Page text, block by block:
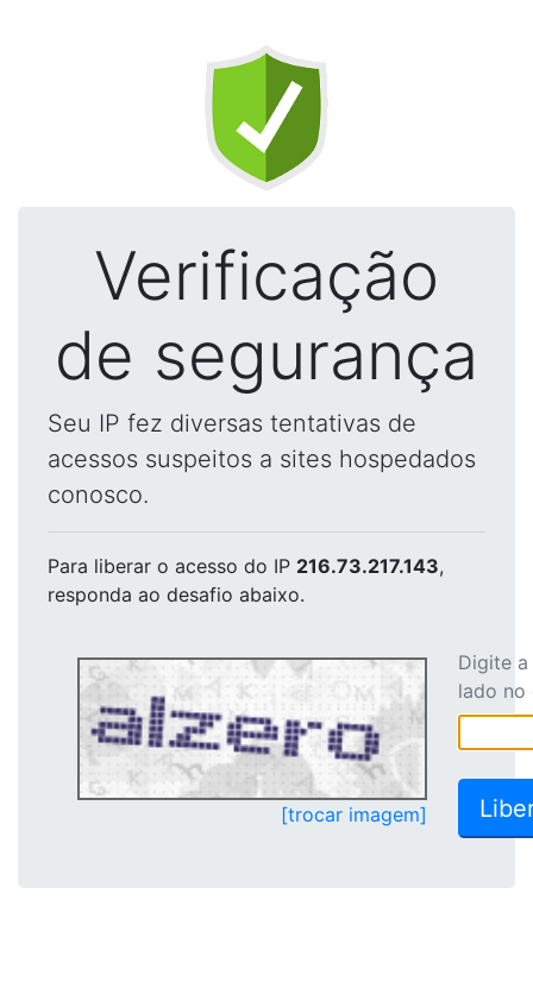
Verificação
de segurança
Seu IP fez diversas tentativas de
acessos suspeitos a sites hospedados
conosco.
Para liberar o acesso do IP 216.73.217.143,
responda ao desafio abaixo.
[trocar imagem]
Digite
lado no